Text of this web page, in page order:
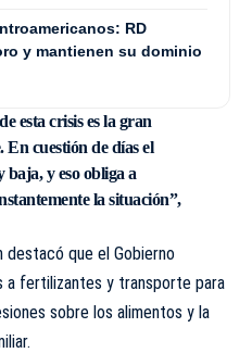
RD
y mantienen su dominio
esta crisis es la gran
cuestión de días el
baja, y eso obliga a
la situación”,
destacó que el Gobierno
a fertilizantes y transporte para
sobre los alimentos y la